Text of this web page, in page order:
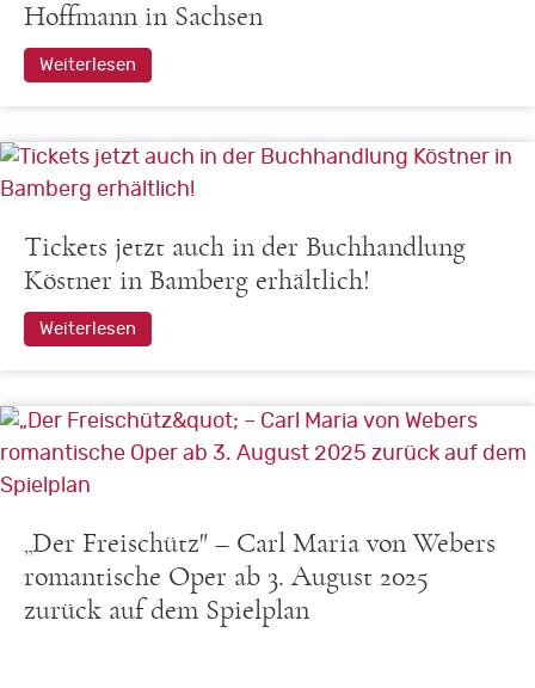
Hoffmann in Sachsen
Weiterlesen
Tickets jetzt auch in der Buchhandlung
Köstner in Bamberg erhältlich!
Weiterlesen
„Der Freischütz" – Carl Maria von Webers
romantische Oper ab 3. August 2025
zurück auf dem Spielplan